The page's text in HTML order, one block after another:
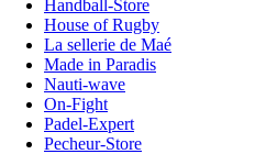
Handball-Store
House of Rugby
La sellerie de Maé
Made in Paradis
Nauti-wave
On-Fight
Padel-Expert
Pecheur-Store